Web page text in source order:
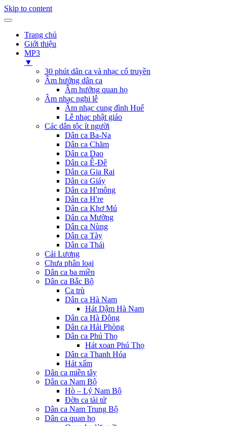
Skip to content
Trang chủ
Giới thiệu
MP3
▼
30 phút dân ca và nhạc cổ truyền
Âm hưởng dân ca
Âm hưởng quan họ
Âm nhạc nghi lễ
Âm nhạc cung đình Huế
Lễ nhạc phật giáo
Các dân tộc ít người
Dân ca Ba-Na
Dân ca Chăm
Dân ca Dao
Dân ca Ê-Đê
Dân ca Gia Rai
Dân ca Giáy
Dân ca H'mông
Dân ca H're
Dân ca Khơ Mú
Dân ca Mường
Dân ca Nùng
Dân ca Tày
Dân ca Thái
Cải Lương
Chưa phân loại
Dân ca ba miền
Dân ca Bắc Bộ
Ca trù
Dân ca Hà Nam
Hát Dậm Hà Nam
Dân ca Hà Đông
Dân ca Hải Phòng
Dân ca Phú Thọ
Hát xoan Phú Thọ
Dân ca Thanh Hóa
Hát xẩm
Dân ca miền tây
Dân ca Nam Bộ
Hò – Lý Nam Bộ
Đờn ca tài tử
Dân ca Nam Trung Bộ
Dân ca quan họ